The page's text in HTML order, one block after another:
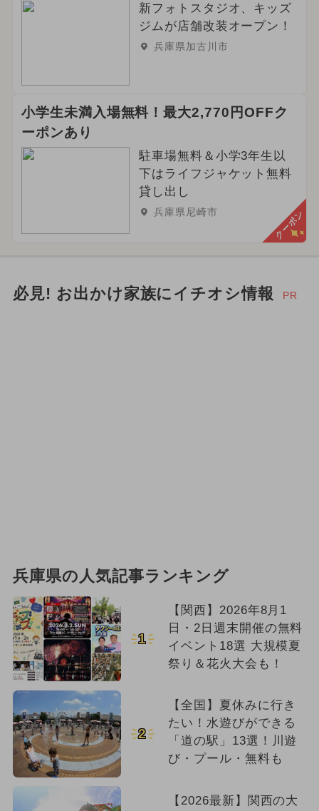
新フォトスタジオ、キッズ
ジムが店舗改装オープン！
兵庫県加古川市
小学生未満入場無料！最大2,770円OFFク
ーポンあり
駐車場無料＆小学3年生以
下はライフジャケット無料
貸し出し
兵庫県尼崎市 クーポン
必見! お出かけ家族にイチオシ情報 PR
兵庫県の人気記事ランキング
1
【関西】2026年8月1
日・2日週末開催の無料
イベント18選 大規模夏
祭り＆花火大会も！
2
【全国】夏休みに行き
たい！水遊びができる
「道の駅」13選！川遊
び・プール・無料も
【2026最新】関西の大